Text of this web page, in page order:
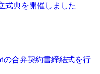
式典を開催しました
の合弁契約書締結式を行